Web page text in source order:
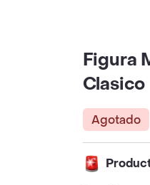
Figura
Clasico
Agotado